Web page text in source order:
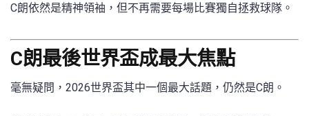
C朗依然是精神領袖，但不再需要每場比賽獨自拯救球隊。
C朗最後世界盃成最大焦點
毫無疑問，2026世界盃其中一個最大話題，仍然是C朗。